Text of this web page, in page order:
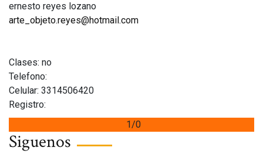
ernesto reyes lozano
arte_objeto.reyes@hotmail.com
Clases: no
Telefono:
Celular: 3314506420
Registro:
1/0
Siguenos